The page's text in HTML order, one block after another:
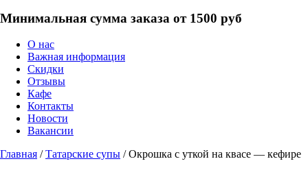
Минимальная сумма заказа от 1500 руб
О нас
Важная информация
Скидки
Отзывы
Кафе
Контакты
Новости
Вакансии
Главная /Татарские супы / Окрошка с уткой на квасе — кефире